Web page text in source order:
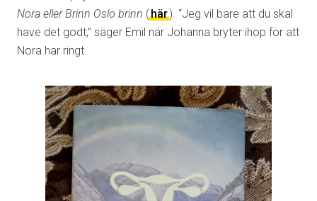
Nora eller Brinn Oslo brinn (här). “Jeg vil bare att du skal
have det godt,” säger Emil när Johanna bryter ihop för att
Nora har ringt.